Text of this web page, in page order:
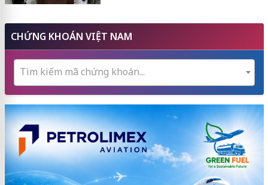
CHỨNG KHOÁN VIỆT NAM
Tìm kiếm mã chứng khoán...